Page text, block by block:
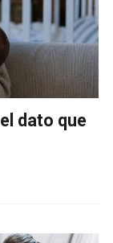
dato que